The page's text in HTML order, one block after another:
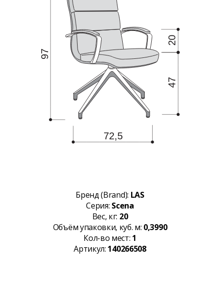
Бренд (Brand): LAS
Серия: Scena
Вес, кг: 20
Объём упаковки, куб. м: 0,3990
Кол-во мест: 1
Артикул: 140266508